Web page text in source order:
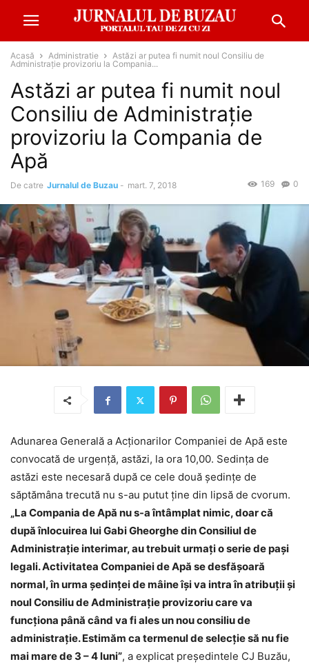
Acasă Administratie
Astăzi ar putea fi numit noul Consiliu de
Administrație provizoriu la Compania...
Astăzi ar putea fi numit noul
Consiliu de Administrație
provizoriu la Compania de
Apă
De catre Jurnalul de Buzau - mart. 7, 2018 0
169
Adunarea Generală a Acționarilor Companiei de Apă este
convocată de urgență, astăzi, la ora 10,00. Sedința de
astăzi este necesară după ce cele două ședințe de
săptămâna trecută nu s-au putut ține din lipsă de cvorum.
„La Compania de Apă nu s-a întâmplat nimic, doar că
după înlocuirea lui Gabi Gheorghe din Consiliul de
Administrație interimar, au trebuit urmați o serie de pași
legali. Activitatea Companiei de Apă se desfășoară
normal, în urma ședinței de mâine își va intra în atribuții și
noul Consiliu de Administrație provizoriu care va
funcționa până când va fi ales un nou consiliu de
administrație. Estimăm ca termenul de selecție să nu fie
mai mare de 3 – 4 luni”, a explicat președintele CJ Buzău,